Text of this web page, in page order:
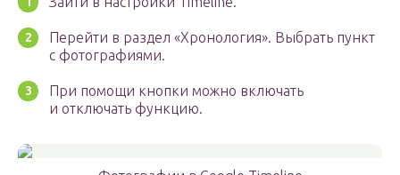
Перейти в раздел «Хронология». Выбрать пункт
с фотографиями.
При помощи кнопки можно включать
и отключать функцию.